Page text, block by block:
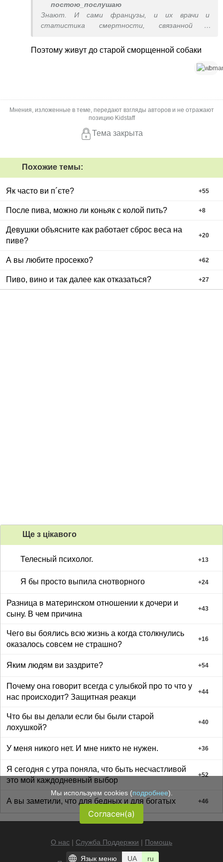
постою_послушаю
Знают. И сами французы, и их врачи и
статистика смертности, связанной с
смешно? Или для вас алкоголизм это только
когда обоссаный в канаве вяляется, а если с виду
по человеку не скажешь, то и алкоголизма нет?
Франции’
Поэтому живут до старой сморщенной собаки
1
Мнения, изложенные в теме, передают взгляды авторов и не отражают
позицию Kidstaff
Тема закрыта
Похожие темы:
Як часто ви п´єте? +55
После пива, можно ли коньяк с колой пить? +8
Девушки объясните как работает сброс веса на
пиве?
+20
А вы любите просекко? +62
Пиво, вино и так далее как отказаться? +27
Ще з цiкавого
Телесный психолог. +13
Я бы просто выпила снотворного +24
Разница в материнском отношении к дочери и
сыну. В чем причина
+43
Чего вы боялись всю жизнь а когда столкнулись
оказалось совсем не страшно?
+16
Яким людям ви заздрите? +54
Почему она говорит всегда с улыбкой про то что у
нас происходит? Защитная реакци
+44
Что бы вы делали если бы были старой
лохушкой?
+40
У меня никого нет. И мне никто не нужен. +36
Я сегодня с утра поняла, что быть несчастливой
это мой каждодневный выбор
+52
А вы заметили, что для бедных и для богатых +46
О нас | Служба Поддержки | Помощь
Мы используем cookies (подробнее).
Согласен(а)
Язык меню UA ru